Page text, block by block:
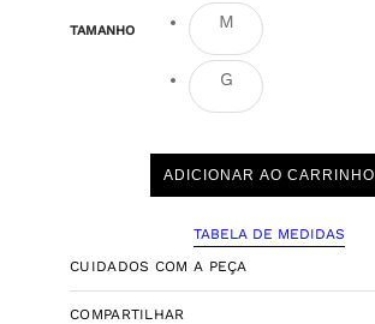
TAMANHO M
G
ADICIONAR AO CARRINHO
TABELA DE MEDIDAS
CUIDADOS COM A PEÇA
COMPARTILHAR